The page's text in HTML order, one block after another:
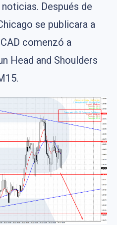
Después de
se publicara a
comenzó a
Head and Shoulders